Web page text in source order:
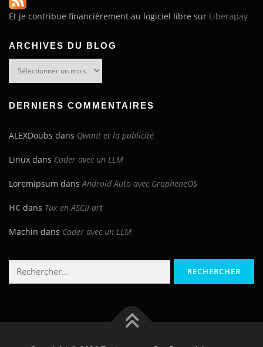
Et je contribue financièrement au logiciel libre sur Liberapay
ARCHIVES DU BLOG
DERNIERS COMMENTAIRES
ALEXDoubs dans Qwant et la publicité
Linux dans Coder avec un LLM
Loremipsum dansAndroid Auto avec GrapheneOS
HC dans Tux en ASCII art
Machin dans Coder avec un LLM
Rechercher :